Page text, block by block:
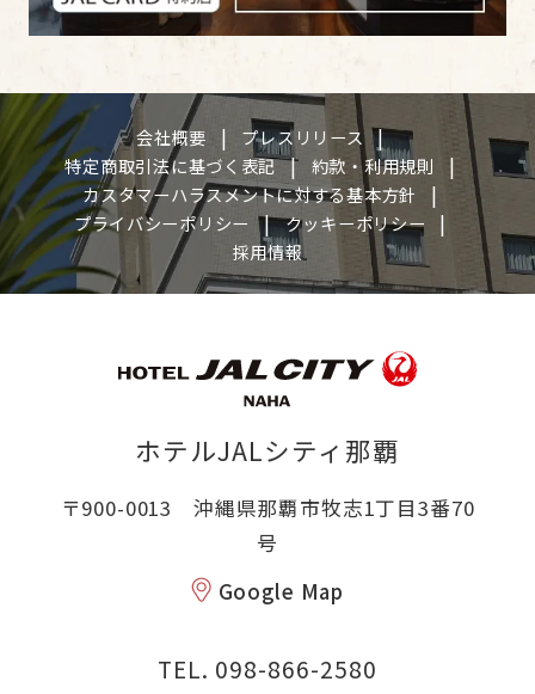
会社概要
プレスリリース
特定商取引法に基づく表記
約款・利用規則
カスタマーハラスメントに対する基本方針
プライバシーポリシー
クッキーポリシー
採用情報
ホテルJALシティ那覇
〒900-0013 沖縄県那覇市牧志1丁目3番70
号
Google Map
TEL. 098-866-2580